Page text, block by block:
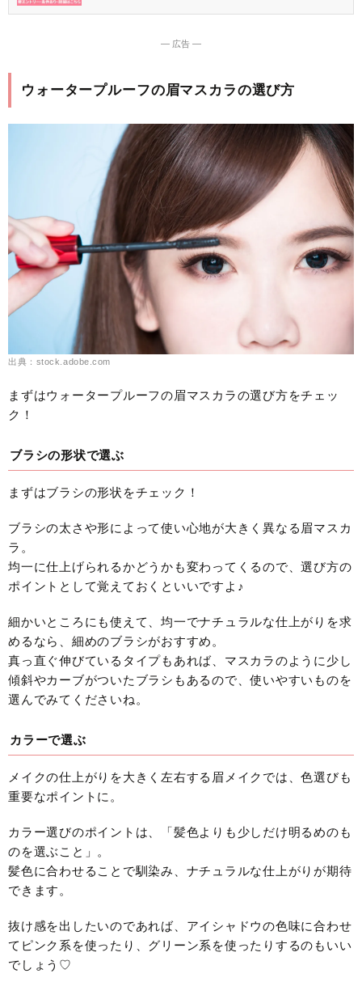
― 広告 ―
ウォータープルーフの眉マスカラの選び方
出典：stock.adobe.com
まずはウォータープルーフの眉マスカラの選び方をチェッ
ク！
ブラシの形状で選ぶ
まずはブラシの形状をチェック！
ブラシの太さや形によって使い心地が大きく異なる眉マスカ
ラ。
均一に仕上げられるかどうかも変わってくるので、選び方の
ポイントとして覚えておくといいですよ♪
細かいところにも使えて、均一でナチュラルな仕上がりを求
めるなら、細めのブラシがおすすめ。
真っ直ぐ伸びているタイプもあれば、マスカラのように少し
傾斜やカーブがついたブラシもあるので、使いやすいものを
選んでみてくださいね。
カラーで選ぶ
メイクの仕上がりを大きく左右する眉メイクでは、色選びも
重要なポイントに。
カラー選びのポイントは、「髪色よりも少しだけ明るめのも
のを選ぶこと」。
髪色に合わせることで馴染み、ナチュラルな仕上がりが期待
できます。
抜け感を出したいのであれば、アイシャドウの色味に合わせ
てピンク系を使ったり、グリーン系を使ったりするのもいい
でしょう♡